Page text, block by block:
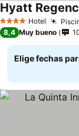
4 EstrellasHotel
Hyatt
8,4 Muy bueno
Elige fechas